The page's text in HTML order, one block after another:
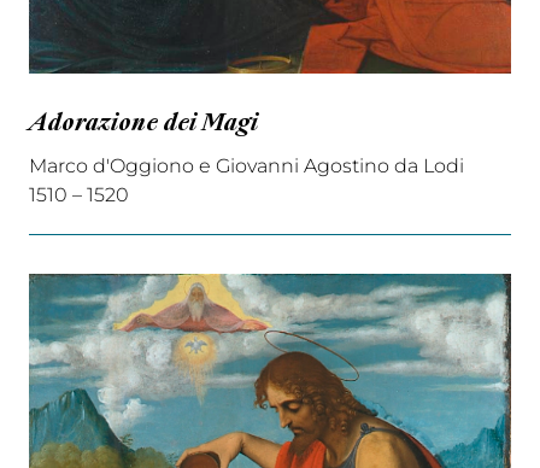
Adorazione dei Magi
Marco d'Oggiono e Giovanni Agostino da Lodi
1510 – 1520